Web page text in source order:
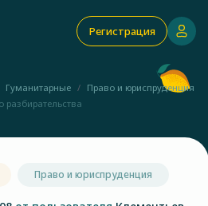
Регистрация
Гуманитарные
Право и юриспруденция
Право и юриспруденция